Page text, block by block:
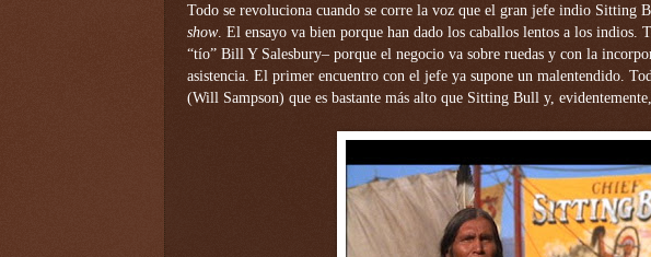
Todo se revoluciona cuando se corre la voz que el gran jefe indio Sitting
show. El ensayo va bien porque han dado los caballos lentos a los indios.
“tío” Bill Y Salesbury– porque el negocio va sobre ruedas y con la
asistencia. El primer encuentro con el jefe ya supone un malentendido.
(Will Sampson) que es bastante más alto que Sitting Bull y,